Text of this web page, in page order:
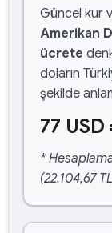
Güncel kur
Amerikan
ücrete
doların
şekilde
77
*
(22.104,67